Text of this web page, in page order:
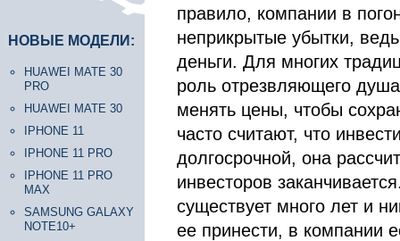
НОВЫЕ МОДЕЛИ:
HUAWEI MATE 30
PRO
HUAWEI MATE 30
IPHONE 11
IPHONE 11 PRO
IPHONE 11 PRO
MAX
SAMSUNG GALAXY
NOTE10+
правило, компании в
неприкрытые убытки,
деньги. Для многих
роль отрезвляющего
менять цены, чтобы
часто считают, что
долгосрочной, она
инвесторов
существует много лет и
ее принести, в компании